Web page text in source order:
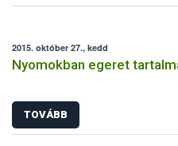
2015. október 27., kedd
Nyomokban egeret
TOVÁBB